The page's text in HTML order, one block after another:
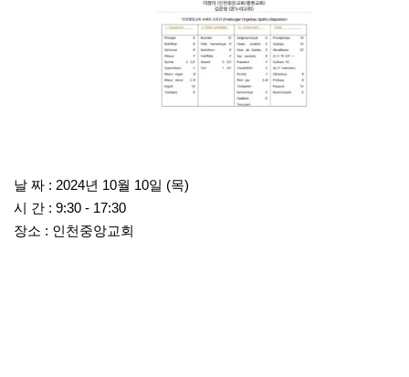
날 짜 : 2024년 10월 10일 (목)
시 간 : 9:30 - 17:30
장소 : 인천중앙교회